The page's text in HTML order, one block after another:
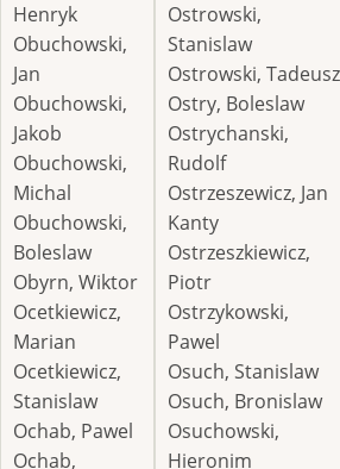
Henryk
Obuchowski,
Jan
Obuchowski,
Jakob
Obuchowski,
Michal
Obuchowski,
Boleslaw
Obyrn, Wiktor
Ocetkiewicz,
Marian
Ocetkiewicz,
Stanislaw
Ochab, Pawel
Ochab,
Ostrowski,
Stanislaw
Ostrowski, Tadeusz
Ostry, Boleslaw
Ostrychanski,
Rudolf
Ostrzeszewicz, Jan
Kanty
Ostrzeszkiewicz,
Piotr
Ostrzykowski,
Pawel
Osuch, Stanislaw
Osuch, Bronislaw
Osuchowski,
Hieronim